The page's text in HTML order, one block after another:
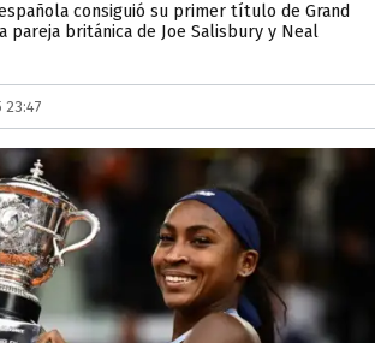
consiguió su primer título de Grand
pareja británica de Joe Salisbury y Neal
23:47